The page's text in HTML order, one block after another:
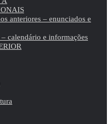
anteriores – enunciados e
calendário e informações